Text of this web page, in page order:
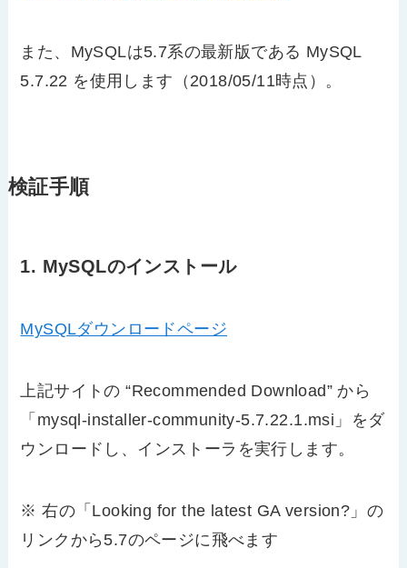
また、MySQLは5.7系の最新版である MySQL
5.7.22 を使用します（2018/05/11時点）。
検証手順
1. MySQLのインストール
MySQLダウンロードページ
上記サイトの “Recommended Download” から
「mysql-installer-community-5.7.22.1.msi」をダ
ウンロードし、インストーラを実行します。
※ 右の「Looking for the latest GA version?」の
リンクから5.7のページに飛べます